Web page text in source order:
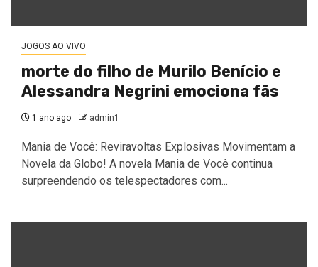
JOGOS AO VIVO
morte do filho de Murilo Benício e
Alessandra Negrini emociona fãs
1 ano ago admin1
Mania de Você: Reviravoltas Explosivas Movimentam a
Novela da Globo! A novela Mania de Você continua
surpreendendo os telespectadores com...